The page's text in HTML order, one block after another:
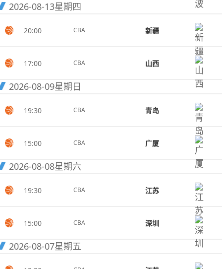
2026-08-13星期四
20:00 CBA 新疆
17:00 CBA 山西
2026-08-09星期日
19:30 CBA 青岛
15:00 CBA 广厦
2026-08-08星期六
19:30 CBA 江苏
15:00 CBA 深圳
2026-08-07星期五